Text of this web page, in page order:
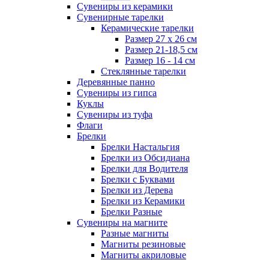
Сувениры из керамики
Сувенирные тарелки
Керамические тарелки
Размер 27 х 26 см
Размер 21-18,5 см
Размер 16 - 14 см
Стеклянные тарелки
Деревянные панно
Сувениры из гипса
Куклы
Сувениры из туфа
Флаги
Брелки
Брелки Настальгия
Брелки из Обсидиана
Брелки для Водителя
Брелки с Буквами
Брелки из Дерева
Брелки из Керамики
Брелки Разные
Сувениры на магните
Разные магниты
Магниты резиновые
Магниты акриловые